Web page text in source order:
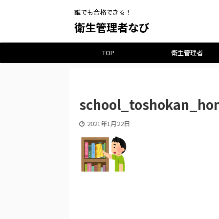
誰でも合格できる！
衛生管理者なび
TOP 衛生管理者
2021年1月22日